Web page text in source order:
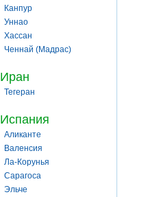
Канпур
Уннао
Хассан
Ченнай (Мадрас)
Иран
Тегеран
Испания
Аликанте
Валенсия
Ла-Корунья
Сарагоса
Эльче